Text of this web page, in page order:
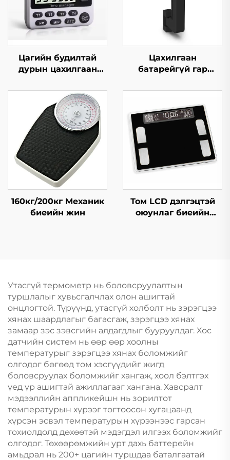
Цагийн будилтай
дурын цахилгаан
Цахилгаан
батарейгүй гар
160кг/200кг Механик
биеийн жин
Том LCD дэлгэцтэй
оюунлаг биеийн
Утасгүй термометр нь боловсруулалтын
туршлалыг хувьсгалчлах олон ашигтай
онцлогтой. Түрүүнд, утасгүй холболт нь зэрэгцээ
хянах шаардлагыг багасгаж, зэрэгцээ хянах
замаар зэс зэвсгийн алдагдлыг бууруулдаг. Хос
датчийн систем нь өөр өөр хоолны
температурыг зэрэгцээ хянах боломжийг
олгодог бөгөөд том хэсгүүдийг жигд
боловсруулах боломжийг хангаж, хоол бэлтгэх
үед үр ашигтай ажиллагааг хангана. Хавсралт
мэдээллийн аппликейшн нь зорилтот
температурын хүрээг тогтоосон хугацаанд
хүрсэн эсвэл температурын хүрээнээс гарсан
тохиолдолд дөхөөтэй мэдэгдэл илгээх боломжийг
олгодог. Төхөөрөмжийн урт дахь баттерейн
амьдрал нь 200+ цагийн туршдаа баталгаатай